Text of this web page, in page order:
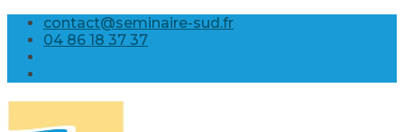
Skip
content
contact@seminaire-sud.fr
04 86 18 37 37